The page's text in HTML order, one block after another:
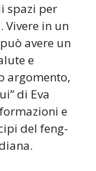
spazi per
Vivere in un
avere un
e
argomento,
di Eva
e
del feng-